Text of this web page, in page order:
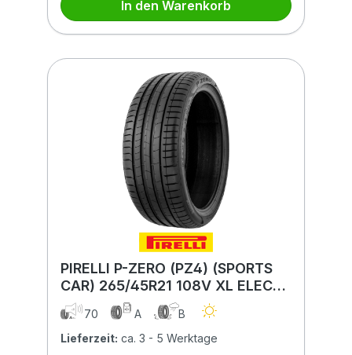
In den Warenkorb
PIRELLI P-ZERO (PZ4) (SPORTS
CAR) 265/45R21 108V XL ELECT
MFS BSW PNCS
70 A
B
Lieferzeit: ca. 3 - 5 Werktage